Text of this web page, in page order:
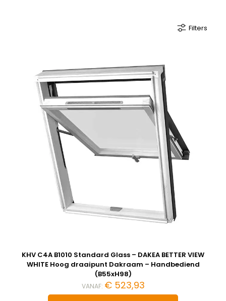
Filters
KHV C4A B1010 Standard Glass – DAKEA BETTER VIEW
WHITE Hoog draaipunt Dakraam – Handbediend
(B55xH98)
VANAF: €523,93